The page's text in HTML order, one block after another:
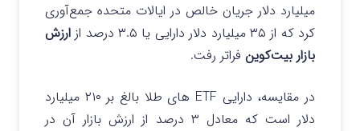
میلیارد دلار جریان خالص در ایالات متحده جمع‌آوری
کرد که از ۳۵ میلیارد دلار دارایی یا ۳.۵ درصد از
ارزش
بازار بیت‌کوین فراتر رفت.
در مقایسه، دارایی ETF های طلا بالغ بر ۲۱۰ میلیارد
دلار است که معادل ۳ درصد از ارزش بازار آن در